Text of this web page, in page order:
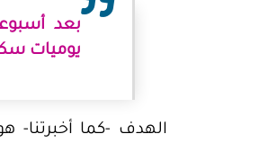
بعد
يوميات
الهدف -كما أخبرتنا-